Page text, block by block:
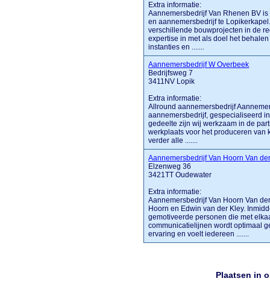
Extra informatie:
Aannemersbedrijf Van Rhenen BV
en aannemersbedrijf te
verschillende bouwprojecten in de
expertise in met als doel het
instanties en .......
Aannemersbedrijf W Overbeek
Bedrijfsweg 7
3411NV Lopik
Extra informatie:
Allround aannemersbedrijf
aannemersbedrijf, gespecialiseerd
gedeelte zijn wij werkzaam in de
werkplaats voor het produceren van
verder alle .......
Aannemersbedrijf Van Hoorn Van
Elzenweg 36
3421TT Oudewater
Extra informatie:
Aannemersbedrijf Van Hoorn Van
Hoorn en Edwin van der Kley.
gemotiveerde personen die met
communicatielijnen wordt optimaal
ervaring en voelt iedereen .......
Plaatsen in